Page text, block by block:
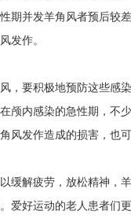
期并发羊角风者预后较
发作。
，要积极地预防这些感
颅内感染的急性期，不
风发作造成的损害，也
缓解疲劳，放松精神，
爱好运动的老人患者们